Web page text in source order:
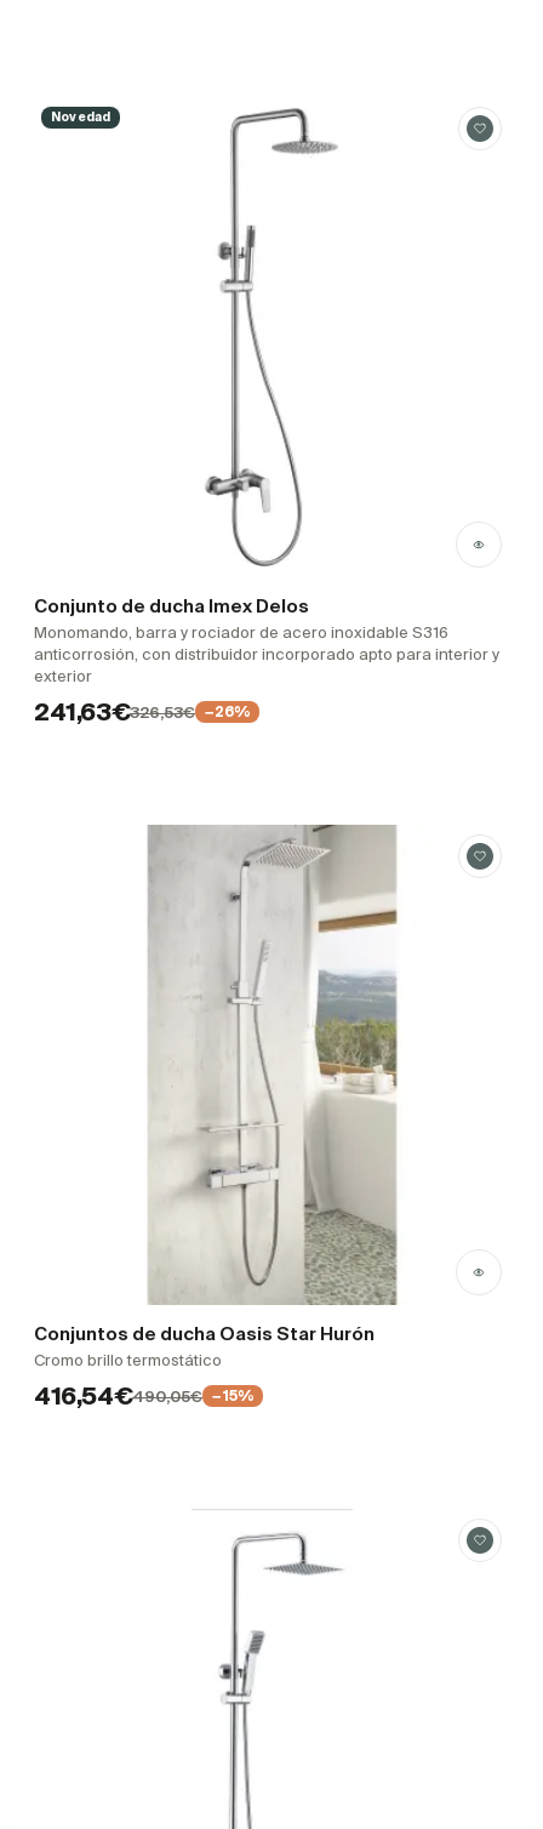
Novedad
Conjunto de ducha Imex Delos
Monomando, barra y rociador de acero inoxidable S316
anticorrosión, con distribuidor incorporado apto para interior y
exterior
241,63€326,53€ −26%
Conjuntos de ducha Oasis Star Hurón
Cromo brillo termostático
416,54€490,05€ −15%